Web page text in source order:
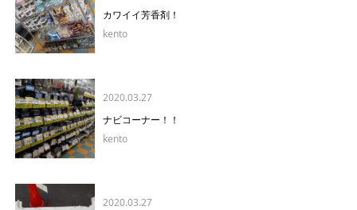
カワイイ芳香剤！
kento
2020.03.27
ナビコーナー！！
kento
2020.03.27